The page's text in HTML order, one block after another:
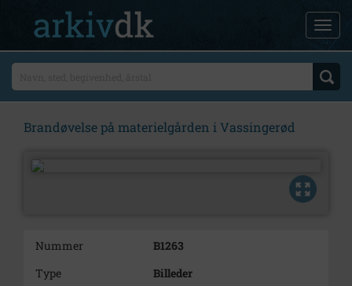
Brandøvelse på materielgården i Vassingerød
Nummer
B1263
Type
Billeder